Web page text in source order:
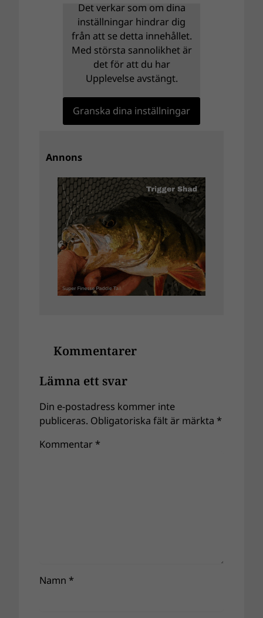
Det verkar som om dina
inställningar hindrar dig
från att se detta innehållet.
Med största sannolikhet är
det för att du har
Upplevelse avstängt.
Granska dina inställningar
Annons
Kommentarer
Lämna ett svar
Din e-postadress kommer inte
publiceras. Obligatoriska fält är märkta *
Kommentar *
Namn *